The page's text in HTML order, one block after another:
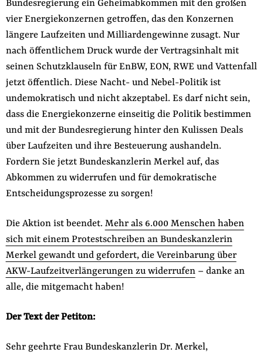
der
Folge Uns
FacebookMastodon
BlueskyInstagramYoutubeLinkedIn
Bundesregierung ein Geheimabkommen mit den großen
vier Energiekonzernen getroffen, das den Konzernen
längere Laufzeiten und Milliardengewinne zusagt. Nur
nach öffentlichem Druck wurde der Vertragsinhalt mit
seinen Schutzklauseln für EnBW, EON, RWE und Vattenfall
jetzt öffentlich. Diese Nacht- und Nebel-Politik ist
undemokratisch und nicht akzeptabel. Es darf nicht sein,
dass die Energiekonzerne einseitig die Politik bestimmen
und mit der Bundesregierung hinter den Kulissen Deals
über Laufzeiten und ihre Besteuerung aushandeln.
Fordern Sie jetzt Bundeskanzlerin Merkel auf, das
Abkommen zu widerrufen und für demokratische
Entscheidungsprozesse zu sorgen!
Die Aktion ist beendet. Mehr als 6.000 Menschen haben
sich mit einem Protestschreiben an Bundeskanzlerin
Merkel gewandt und gefordert, die Vereinbarung über
AKW-Laufzeitverlängerungen zu widerrufen– danke an
alle, die mitgemacht haben!
Der Text der Petiton:
Sehr geehrte Frau Bundeskanzlerin Dr. Merkel,